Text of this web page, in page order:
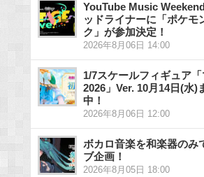
YouTube Music
ッドライナーに「ポケモ
ク」が参加決定！
2026年8月06日 14:00
1/7スケールフィギュア
2026」Ver. 10月14日(水)
中！
2026年8月06日 12:00
ボカロ音楽を和楽器のみ
ブ企画！
2026年8月05日 18:00